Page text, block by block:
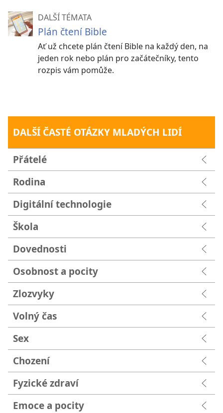
DALŠÍ TÉMATA
Plán čtení Bible
Ať už chcete plán čtení Bible na každý den, na
jeden rok nebo plán pro začátečníky, tento
rozpis vám pomůže.
DALŠÍ ČASTÉ OTÁZKY MLADÝCH LIDÍ
Přátelé
Rodina
Digitální technologie
Škola
Dovednosti
Osobnost a pocity
Zlozvyky
Volný čas
Sex
Chození
Fyzické zdraví
Emoce a pocity